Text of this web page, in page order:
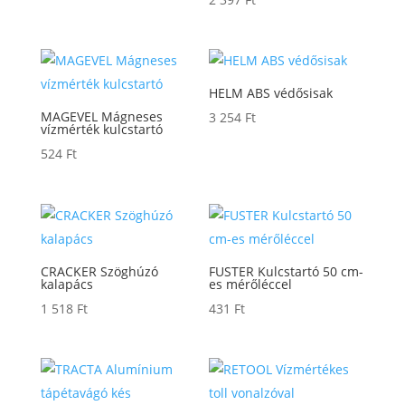
MAGEVEL Mágneses
vízmérték kulcstartó
524 Ft
HELM ABS védősisak
3 254 Ft
CRACKER Szöghúzó
kalapács
1 518 Ft
FUSTER Kulcstartó 50 cm-
es mérőléccel
431 Ft